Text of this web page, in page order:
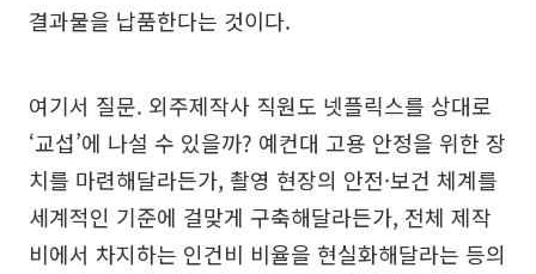
결과물을 납품한다는 것이다.
여기서 질문. 외주제작사 직원도 넷플릭스를 상대로
‘교섭’에 나설 수 있을까? 예컨대 고용 안정을 위한 장
치를 마련해달라든가, 촬영 현장의 안전·보건 체계를
세계적인 기준에 걸맞게 구축해달라든가, 전체 제작
비에서 차지하는 인건비 비율을 현실화해달라는 등의